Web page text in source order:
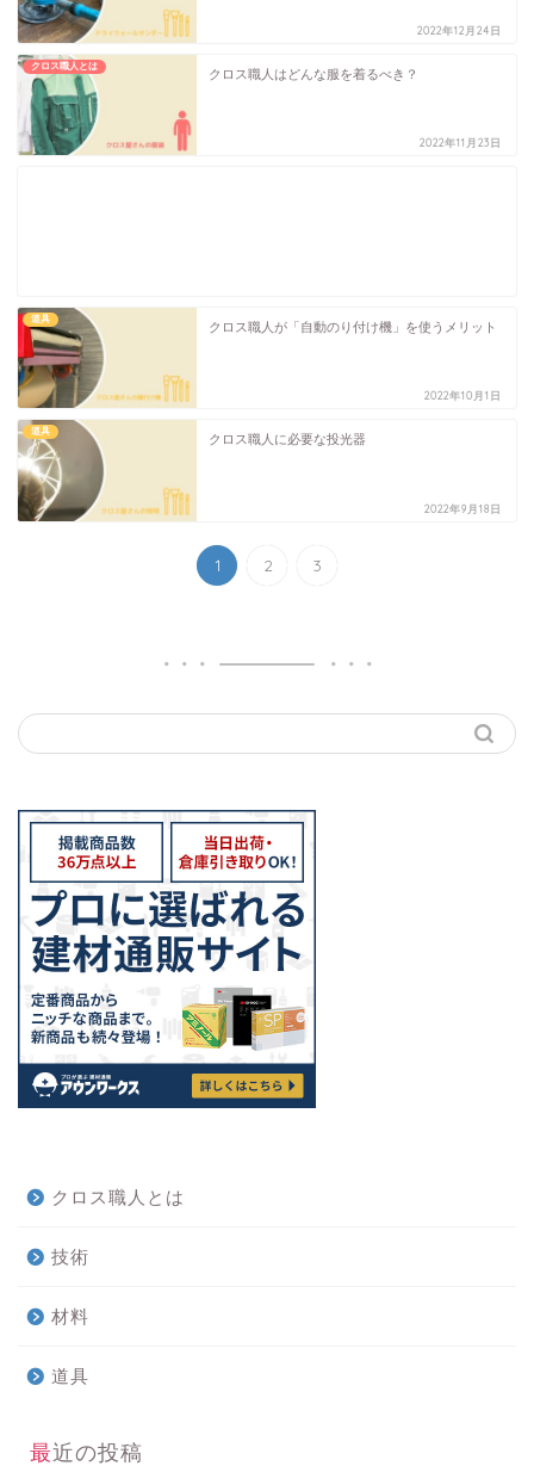
2022年12月24日
クロス職人とは
クロス職人はどんな服を着るべき？
2022年11月23日
道具
クロス職人が「自動のり付け機」を使うメリット
2022年10月1日
道具
クロス職人に必要な投光器
2022年9月18日
1 2 3
クロス職人とは
技術
材料
道具
最近の投稿